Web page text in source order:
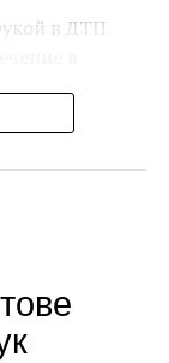
области
именно в
Это
в
в 1942 году,
переехала
Татьяна
с отчимом
в
в